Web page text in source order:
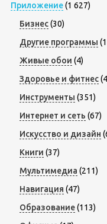
Приложение(1 627)
Бизнес(30)
Другие программы
Живые обои (4)
Здоровье и фитнес
Инструменты (351)
Интернет и сеть (67)
Искусство и дизайн
Книги (37)
Мультимедиа (211)
Навигация (47)
Образование(113)